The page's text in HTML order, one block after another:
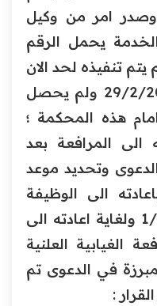
تظلم بتاريخ 26/7/2008 وصدر امر من وكيل
يحمل الرقم
في 9/9/2008 ولم يتم تنفيذه لحد الان
وقدم تظلم اخر بتاريخ 29/2/2012 ولم يحصل
هذه المحكمة ؛
المرافعة بعد
وتحديد موعد
الى الوظيفة
وصرف رواتبه من 1/9/2006 ولغاية اعادته الى
الغيابية العلنية
في الدعوى تم
: